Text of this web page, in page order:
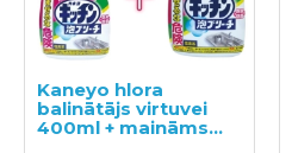
Kaneyo hlora
balinātājs virtuvei
400ml + maināms